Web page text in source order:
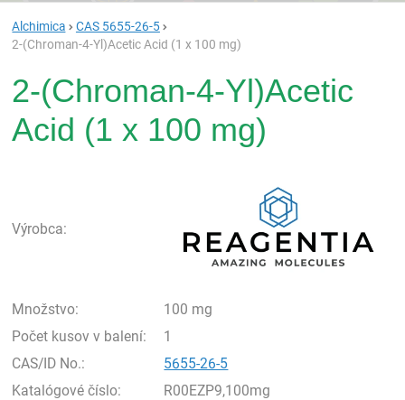
Alchimica
CAS 5655-26-5
2-(Chroman-4-Yl)Acetic Acid (1 x 100 mg)
2-(Chroman-4-Yl)Acetic
Acid (1 x 100 mg)
Výrobca:
Množstvo:
100 mg
Počet kusov v balení:
1
CAS/ID No.:
5655-26-5
Katalógové číslo:
R00EZP9,100mg